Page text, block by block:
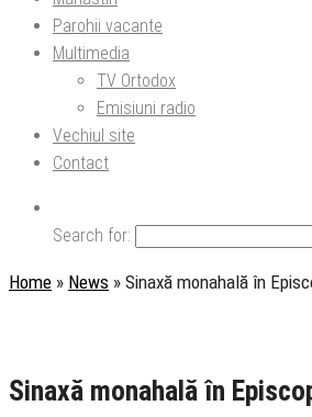
Parohii vacante
Multimedia
TV Ortodox
Emisiuni radio
Vechiul site
Contact
Search for:
Home » News » Sinaxă monahală în
Sinaxă monahală în